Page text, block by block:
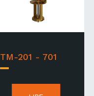
TM-201 - 701